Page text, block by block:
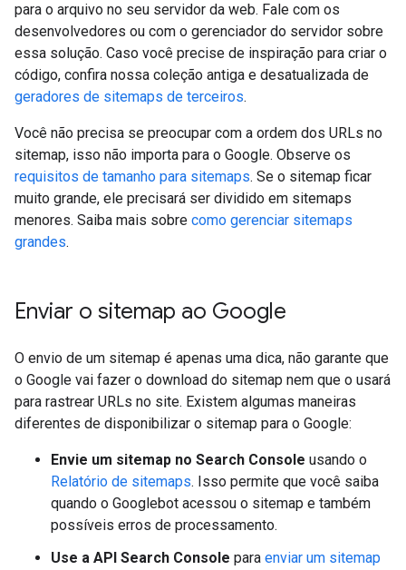
para o arquivo no seu servidor da web. Fale com os
desenvolvedores ou com o gerenciador do servidor sobre
essa solução. Caso você precise de inspiração para criar o
código, confira nossa coleção antiga e desatualizada de
geradores de sitemaps de terceiros.
Você não precisa se preocupar com a ordem dos URLs no
sitemap, isso não importa para o Google. Observe os
requisitos de tamanho para sitemaps. Se o sitemap ficar
muito grande, ele precisará ser dividido em sitemaps
menores. Saiba mais sobre como gerenciar sitemaps
grandes.
Enviar o sitemap ao Google
O envio de um sitemap é apenas uma dica, não garante que
o Google vai fazer o download do sitemap nem que o usará
para rastrear URLs no site. Existem algumas maneiras
diferentes de disponibilizar o sitemap para o Google:
Envie um sitemap no Search Console usando o
Relatório de sitemaps. Isso permite que você saiba
quando o Googlebot acessou o sitemap e também
possíveis erros de processamento.
Use a API Search Console para enviar um sitemap